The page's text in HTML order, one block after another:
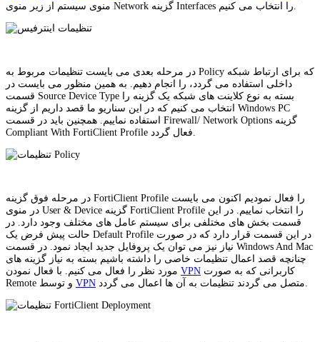
در مرحله بعدی می بایست تنظیمات مربوط به Policy که برای ارتباط شبکه
داخلی استفاده می گردد، را انجام دهیم. به همین منظور می بایست در
قسمت Source Device Type بسته به نوع کلاینت های شبکه یک گزینه را
انتخاب می کنیم که در این سناریو ما قصد داریم از گزینه Windows PC
استفاده نماییم. همچنین باید در قسمت Firewall/ Network Options گزینه
در مرحله فوق گزینه FortiClient Profile را فعال نمودیم اکنون می بایست
در منوی User & Device گزینه FortiClient Profile را انتخاب نماییم. در این
قسمت بخش های مختلفی برای سیستم عامل های مختلف وجود دارد. در
حالت پیش فرض یک Default Profile در این قسمت قرار دارد که در صورت
نیاز نیز می توان یک پروفایل جدید ایجاد نمود. در قسمت Windows And Mac
چنانچه قصد اعمال تنظیمات خاصی را داشته باشیم بسته به نیاز گزینه های
VPN
VPN